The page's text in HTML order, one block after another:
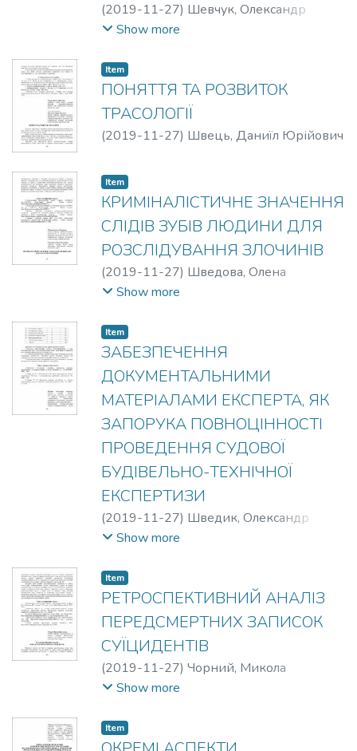
(2019-11-27) Шевчук, Олександр
Тарасович
Show more
Item
ПОНЯТТЯ ТА РОЗВИТОК
ТРАСОЛОГІЇ
(2019-11-27) Швець, Даниїл Юрійович
Item
КРИМІНАЛІСТИЧНЕ ЗНАЧЕННЯ
СЛІДІВ ЗУБІВ ЛЮДИНИ ДЛЯ
РОЗСЛІДУВАННЯ ЗЛОЧИНІВ
(2019-11-27) Шведова, Олена
Вікторівна;Ополонська, Ірина
Show more
Item
ЗАБЕЗПЕЧЕННЯ
ДОКУМЕНТАЛЬНИМИ
МАТЕРІАЛАМИ ЕКСПЕРТА, ЯК
ЗАПОРУКА ПОВНОЦІННОСТІ
ПРОВЕДЕННЯ СУДОВОЇ
БУДІВЕЛЬНО-ТЕХНІЧНОЇ
ЕКСПЕРТИЗИ
(2019-11-27) Шведик, Олександр
Іванович
Show more
Item
РЕТРОСПЕКТИВНИЙ АНАЛІЗ
ПЕРЕДСМЕРТНИХ ЗАПИСОК
СУЇЦИДЕНТІВ
(2019-11-27) Чорний, Микола
Васильович
Show more
Item